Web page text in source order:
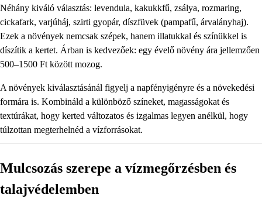
Néhány kiváló választás: levendula, kakukkfű, zsálya, rozmaring,
cickafark, varjúháj, szirti gyopár, díszfüvek (pampafű, árvalányhaj).
Ezek a növények nemcsak szépek, hanem illatukkal és színükkel is
díszítik a kertet. Árban is kedvezőek: egy évelő növény ára jellemzően
500–1500 Ft között mozog.
A növények kiválasztásánál figyelj a napfényigényre és a növekedési
formára is. Kombináld a különböző színeket, magasságokat és
textúrákat, hogy kerted változatos és izgalmas legyen anélkül, hogy
túlzottan megterhelnéd a vízforrásokat.
Mulcsozás szerepe a vízmegőrzésben és
talajvédelemben